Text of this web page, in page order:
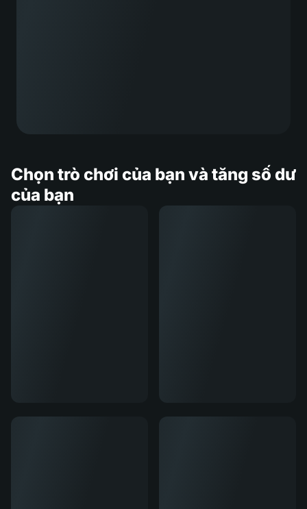
Chọn trò chơi của bạn và tăng số dư
của bạn